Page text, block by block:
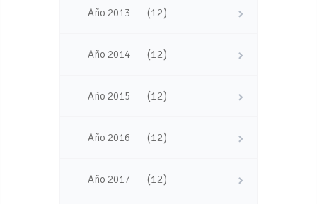
Año 2013 (12)
Año 2014 (12)
Año 2015 (12)
Año 2016 (12)
Año 2017 (12)